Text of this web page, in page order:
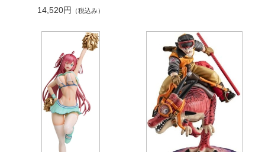
14,520円
（税込み）